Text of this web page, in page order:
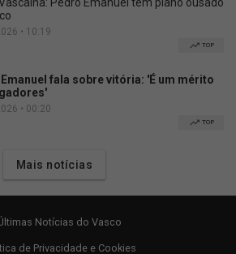
• 10:19
TOP
fala sobre vitória: 'É um mérito
• 00:20
TOP
Mais notícias
Notícias do Vasco
de Privacidade e Cookies